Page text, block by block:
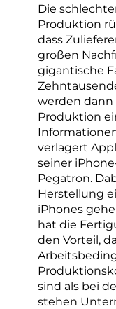
Die
Produktion
dass
großen
gigantische
werden
Produktion
verlagert
seiner
Pegatron.
Herstellung
iPhones
hat die
den Vorteil,
sind als bei
stehen